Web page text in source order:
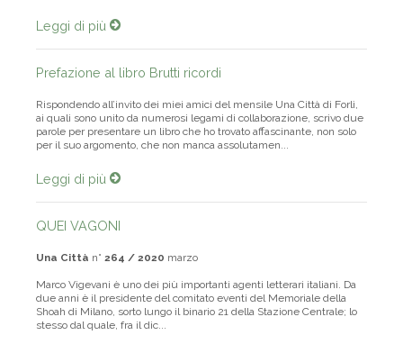
Leggi di più
Prefazione al libro Brutti ricordi
Rispondendo all’invito dei miei amici del mensile Una Città di Forlì,
ai quali sono unito da numerosi legami di collaborazione, scrivo due
parole per presentare un libro che ho trovato affascinante, non solo
per il suo argomento, che non manca assolutamen...
Leggi di più
QUEI VAGONI
Una Città n° 264 / 2020 marzo
Marco Vigevani è uno dei più importanti agenti letterari italiani. Da
due anni è il presidente del comitato eventi del Memoriale della
Shoah di Milano, sorto lungo il binario 21 della Stazione Centrale; lo
stesso dal quale, fra il dic...